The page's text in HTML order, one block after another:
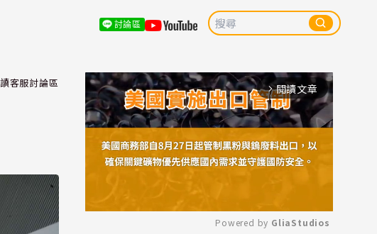
討論區
客服討論區 arrow_forward_ios 閱讀文章
Powered by GliaStudios